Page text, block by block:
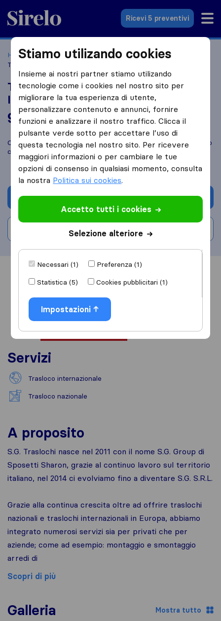
Sirelo.it
Ricevi 5 preventivi
Home Le 10 migliori aziende di traslochi in Italia
Traslochi Trasporti Nazionali Internazionali S.G. Milano
Traslochi Trasporti Nazionali
Internazionali S.G. Milano
9,4 basato su
recensioni di Sirelo e Google
i
Confronta Traslochi Trasporti Nazionali Internazionali S.G. Milano
con altre
aziende di traslochi
Chiedi preventivo
Scrivi una recensione
Informazioni
Servizi
Trasloco internazionale
Trasloco nazionale
A proposito
S.G. Traslochi nasce nel 2011 con il nome S.G. Group di
Sposetti Sharon, grazie al continuo lavoro sul territorio
italiano, nel 2014 ci evolviamo fino a diventare S.G. S.R.L.
Grazie alla continua crescita oltre ad offrire traslochi
nazionali e traslochi internazionali in Europa, abbiamo
integrato numerosi servizi sia per privati che per
aziende; come ad esempio: montaggio e smontaggio
arredi di
Scopri di più
Galleria Mostra tutto
Stiamo utilizando cookies
Insieme ai nostri partner stiamo utilizando
tecnologie come i cookies nel nostro sito per
migliorare la tua esperienza di utente,
personalizzare contenuto e annunci, fornire
funzioni e analizzare il nostro traffico. Clicca il
pulsante verde sotto per accettare l’uso di
questa tecnologia nel nostro sito. Per ricevere
maggiori informazioni o per cambiare le tue
opzioni di consenso in qualsiasi momento, consulta
la nostra Politica sui cookies.
Accetto tutti i cookies
Selezione alteriore
Necessari (1)
Preferenza (1)
Statistica (5)
Cookies pubblicitari (1)
Impostazioni